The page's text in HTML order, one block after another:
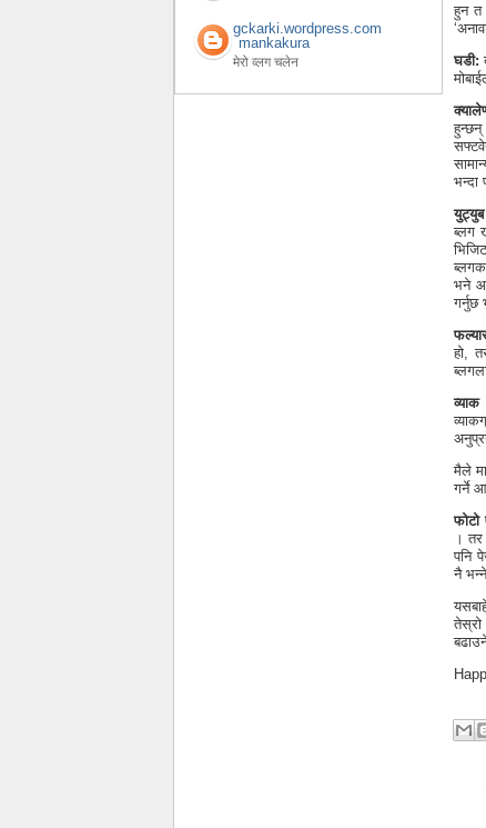
gckarki.wordpress.com
mankakura
मेरो व्लग चलेन
हुन त
घडी:
भन्दा
युट्युब
ब्लग
भने
गर्नुछ
हो,
मैले
गर्ने
फोटो
।
पनि
नै
तेस्रो